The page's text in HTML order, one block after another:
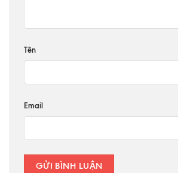
Tên
Email